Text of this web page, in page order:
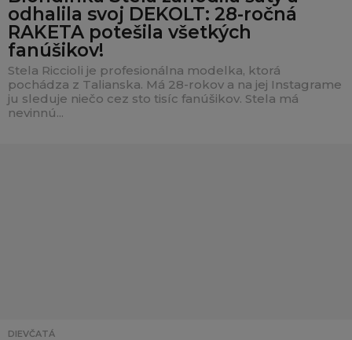
odhalila svoj DEKOLT: 28-ročná
RAKETA potešila všetkých
fanúšikov!
Stela Riccioli je profesionálna modelka, ktorá
pochádza z Talianska. Má 28-rokov a na jej Instagrame
ju sleduje niečo cez sto tisíc fanúšikov. Stela má
nevinnú...
DIEVČATÁ